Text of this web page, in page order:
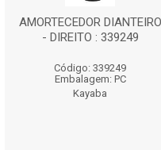
AMORTECEDOR DIANTEIRO
- DIREITO : 339249
Código: 339249
Embalagem: PC
Kayaba